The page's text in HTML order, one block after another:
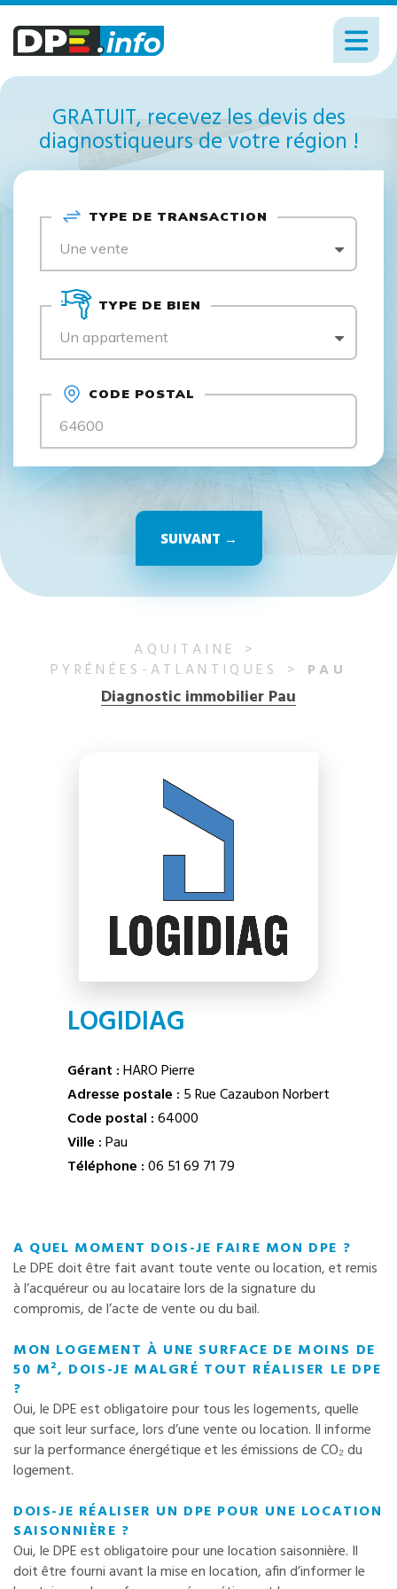
GRATUIT, recevez les devis des
diagnostiqueurs de votre région !
TYPE DE TRANSACTION
Une vente
TYPE DE BIEN
Un appartement
CODE POSTAL
SUIVANT →
AQUITAINE
PYRÉNÉES-ATLANTIQUES
PAU
Diagnostic immobilier Pau
LOGIDIAG
Gérant :HARO Pierre
Adresse postale : 5 Rue Cazaubon Norbert
Code postal :64000
Ville :Pau
Téléphone :06 51 69 71 79
A QUEL MOMENT DOIS-JE FAIRE MON DPE ?
Le DPE doit être fait avant toute vente ou location, et remis
à l’acquéreur ou au locataire lors de la signature du
compromis, de l’acte de vente ou du bail.
MON LOGEMENT À UNE SURFACE DE MOINS DE
50 M², DOIS-JE MALGRÉ TOUT RÉALISER LE DPE
?
Oui, le DPE est obligatoire pour tous les logements, quelle
que soit leur surface, lors d’une vente ou location. Il informe
sur la performance énergétique et les émissions de CO₂ du
logement.
DOIS-JE RÉALISER UN DPE POUR UNE LOCATION
SAISONNIÈRE ?
Oui, le DPE est obligatoire pour une location saisonnière. Il
doit être fourni avant la mise en location, afin d’informer le